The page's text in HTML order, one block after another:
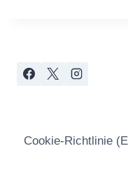
Cookie-Richtlinie